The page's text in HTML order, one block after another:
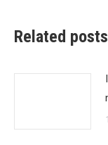
Related posts